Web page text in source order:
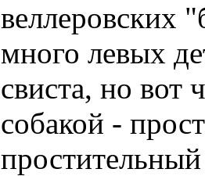
веллеровских
много левых
свиста, но вот
собакой -